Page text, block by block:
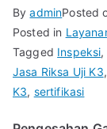
ByadminPosted
Posted in
Tagged Inspeksi,
Jasa Riksa Uji K3,
K3, sertifikasi